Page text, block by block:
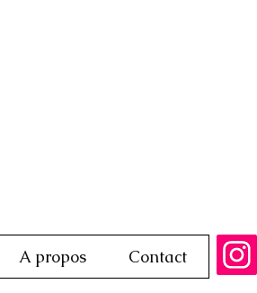
A propos Contact